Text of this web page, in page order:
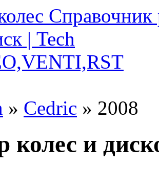
Справочник
» Cedric » 2008
колес и